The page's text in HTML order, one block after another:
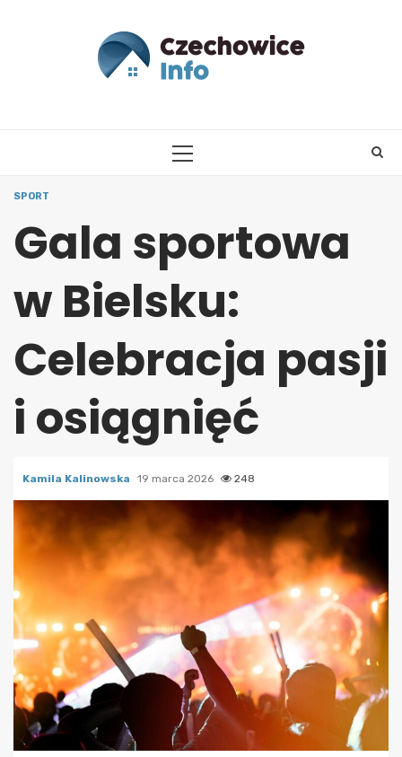
PRIMARY
SPORT
Gala sportowa
w Bielsku:
Celebracja pasji
i osiągnięć
Kamila Kalinowska 19 marca 2026 248